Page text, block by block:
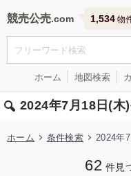
競売公売 1,534 物
ホーム 地図検索
2024年7月18日(木
ホーム 条件検索 2024年
62 件見